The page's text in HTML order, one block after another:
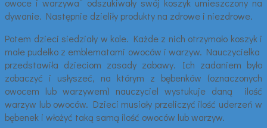
owoce i warzywa” odszukiwały swój koszyk umieszczony na
dywanie. Następnie dzieliły produkty na zdrowe i niezdrowe.
Potem dzieci siedziały w kole. Każde z nich otrzymało koszyk i
małe pudełko z emblematami owoców i warzyw. Nauczycielka
przedstawiła dzieciom zasady zabawy. Ich zadaniem było
zobaczyć i usłyszeć, na którym z bębenków (oznaczonych
owocem lub warzywem) nauczyciel wystukuje daną ilość
warzyw lub owoców. Dzieci musiały przeliczyć ilość uderzeń w
bębenek i włożyć taką samą ilość owoców lub warzyw.